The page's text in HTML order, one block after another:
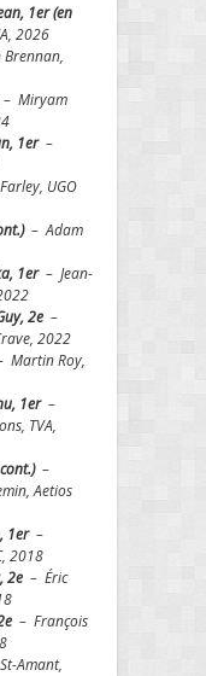
1er (en
2026
Brennan,
– Miryam
1er–
UGO
– Adam
1er – Jean-
2e –
2022
Martin Roy,
1er–
TVA,
–
Aetios
1er –
2018
2e – Éric
– François
Amant,